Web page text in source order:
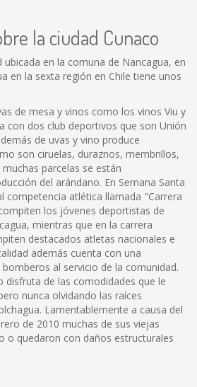
la ciudad Cunaco
ubicada en la comuna de Nancagua, en
en la sexta región en Chile tiene unos
de mesa y vinos como los vinos Viu y
con dos club deportivos que son Unión
de uvas y vino produce
son ciruelas, duraznos, membrillos,
parcelas se están
del arándano. En Semana Santa
competencia atlética llamada "Carrera
los jóvenes deportistas de
mientras que en la carrera
destacados atletas nacionales e
además cuenta con una
al servicio de la comunidad.
disfruta de las comodidades que le
nunca olvidando las raíces
Lamentablemente a causa del
de 2010 muchas de sus viejas
o quedaron con daños estructurales